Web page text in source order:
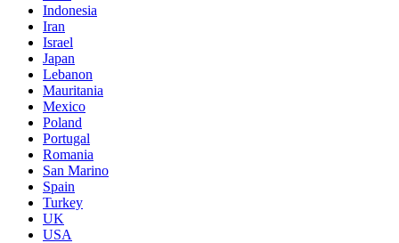
Indonesia
Iran
Israel
Japan
Lebanon
Mauritania
Mexico
Poland
Portugal
Romania
San Marino
Spain
Turkey
UK
USA